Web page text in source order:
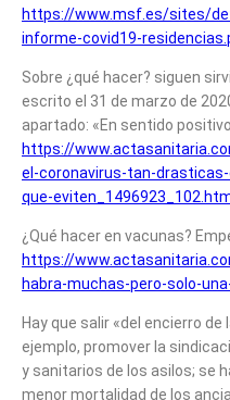
https://www.msf.es/sites/
informe-covid19-
Sobre ¿qué hacer? siguen
escrito el 31 de marzo de
apartado: «En sentido
https://
el-coronavirus-tan-
que-
¿Qué hacer en vacunas?
https://
habra-muchas-pero-solo-
Hay que salir «del encierro
ejemplo, promover la
y sanitarios de los asilos; se
menor mortalidad de los